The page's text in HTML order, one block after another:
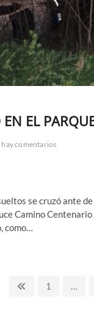
EL
hay comentarios
se cruzó ante de
Camino Centenario
PáginaPágina
1 …